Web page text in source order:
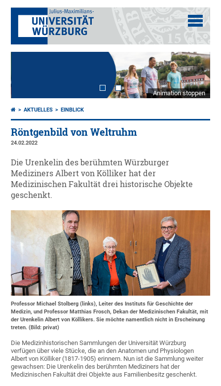
Animation stoppen
AKTUELLES EINBLICK
Röntgenbild von Weltruhm
24.02.2022
Die Urenkelin des berühmten Würzburger
Mediziners Albert von Kölliker hat der
Medizinischen Fakultät drei historische Objekte
geschenkt.
Professor Michael Stolberg (links), Leiter des Instituts für Geschichte der
Medizin, und Professor Matthias Frosch, Dekan der Medizinischen Fakultät, mit
der Urenkelin Albert von Köllikers. Sie möchte namentlich nicht in Erscheinung
treten. (Bild: privat)
Die Medizinhistorischen Sammlungen der Universität Würzburg
verfügen über viele Stücke, die an den Anatomen und Physiologen
Albert von Kölliker (1817-1905) erinnern. Nun ist die Sammlung weiter
gewachsen: Die Urenkelin des berühmten Mediziners hat der
Medizinischen Fakultät drei Objekte aus Familienbesitz geschenkt.